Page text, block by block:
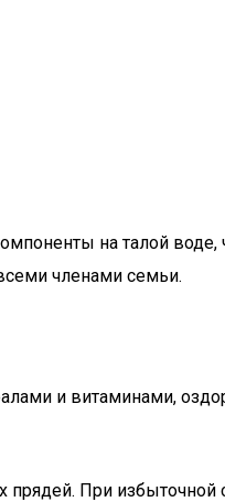
на талой воде,
членами семьи.
и витаминами,
При избыточной